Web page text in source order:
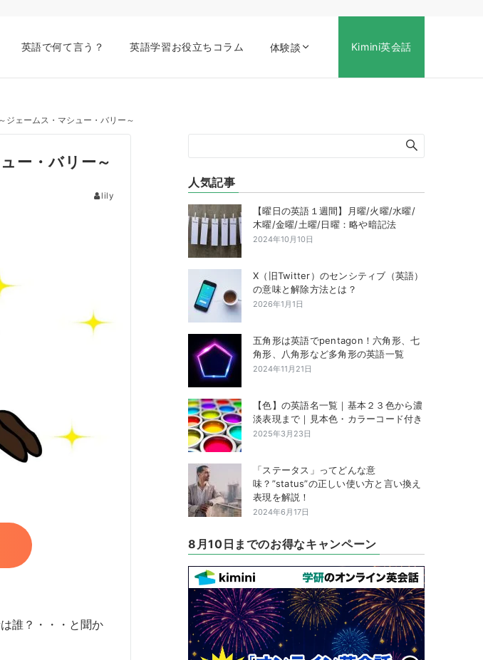
英語で何て言う？ 英語学習お役立ちコラム 体験談 Kimini英会話
ェームス・マシュー・バリー～
ー・バリー～
lily
誰？・・・と聞か
人気記事
【曜日の英語１週間】月曜/火曜/水曜/
木曜/金曜/土曜/日曜：略や暗記法
2024年10月10日
X（旧Twitter）のセンシティブ（英語）
の意味と解除方法とは？
2026年1月1日
五角形は英語でpentagon！六角形、七
角形、八角形など多角形の英語一覧
2024年11月21日
【色】の英語名一覧｜基本２３色から濃
淡表現まで｜見本色・カラーコード付き
2025年3月23日
「ステータス」ってどんな意
味？”status”の正しい使い方と言い換え
表現を解説！
2024年6月17日
8月10日までのお得なキャンペーン